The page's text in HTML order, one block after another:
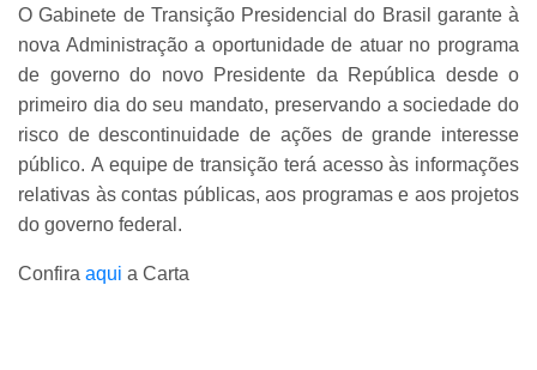
O Gabinete de Transição Presidencial do Brasil garante à
nova Administração a oportunidade de atuar no programa
de governo do novo Presidente da República desde o
primeiro dia do seu mandato, preservando a sociedade do
risco de descontinuidade de ações de grande interesse
público. A equipe de transição terá acesso às informações
relativas às contas públicas, aos programas e aos projetos
do governo federal.
Confira aqui a Carta